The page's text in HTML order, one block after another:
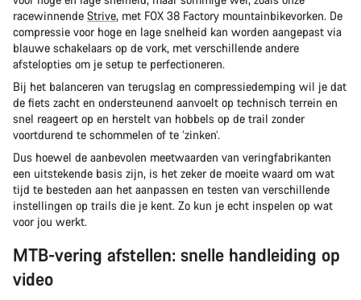
racewinnende Strive, met FOX 38 Factory mountainbikevorken. De
compressie voor hoge en lage snelheid kan worden aangepast via
blauwe schakelaars op de vork, met verschillende andere
afstelopties om je setup te perfectioneren.
Bij het balanceren van terugslag en compressiedemping wil je dat
de fiets zacht en ondersteunend aanvoelt op technisch terrein en
snel reageert op en herstelt van hobbels op de trail zonder
voortdurend te schommelen of te ‘zinken’.
Dus hoewel de aanbevolen meetwaarden van veringfabrikanten
een uitstekende basis zijn, is het zeker de moeite waard om wat
tijd te besteden aan het aanpassen en testen van verschillende
instellingen op trails die je kent. Zo kun je echt inspelen op wat
voor jou werkt.
MTB-vering afstellen: snelle handleiding op
video